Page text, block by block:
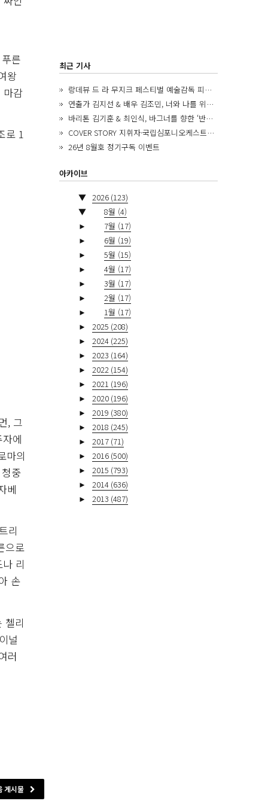
른
왕
마감
로 1
, 그
에
마의
중
베
리
으로
리
손
첼리
널
러
게시물
최근 기사
랑데뷰 드 라 무지크 페스티벌 예술감독 피아니스트 김혜진, 5년간의 여정을 돌아보며
연출가 김지선 & 배우 김조민, 너와 나를 위한 ‘모두의 숲’에서 만나는 동심
바리톤 김기훈 & 최인식, 바그너를 향한 ‘반지 원정대’를 앞두고
COVER STORY 지휘자·국립심포니오케스트라 제8대 음악감독 로베르토 아바도
26년 8월호 정기구독 이벤트
아카이브
▼ 2026 (123)
▼
8월 (4)
►
7월 (17)
►
6월 (19)
►
5월 (15)
►
4월 (17)
►
3월 (17)
►
2월 (17)
►
1월 (17)
►
2025 (208)
►
2024 (225)
►
2023 (164)
►
2022 (154)
►
2021 (196)
►
2020 (196)
►
2019 (380)
►
2018 (245)
►
2017 (71)
►
2016 (500)
►
2015 (793)
►
2014 (636)
►
2013 (487)